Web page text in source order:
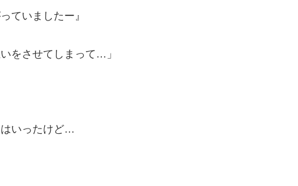
ていましたー』
をさせてしまって…」
いったけど…